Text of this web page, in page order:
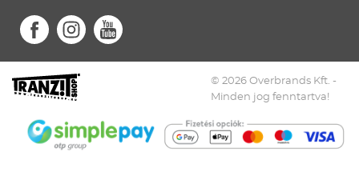
© 2026 Overbrands Kft. -
Minden jog fenntartva!